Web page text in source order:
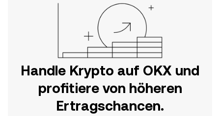
Handle Krypto auf OKX und
profitiere von höheren
Ertragschancen.